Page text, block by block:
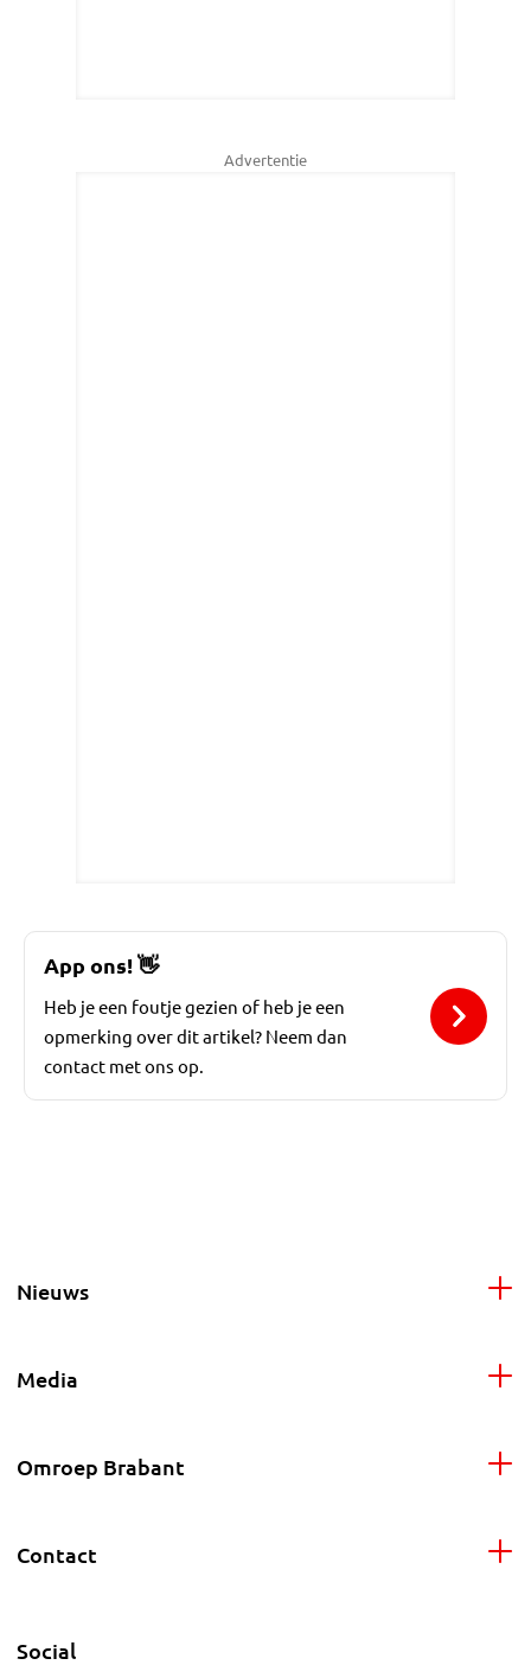
Advertentie
App ons!👋
Heb je een foutje gezien of heb je een
opmerking over dit artikel? Neem dan
contact met ons op.
Nieuws
Media
Omroep Brabant
Contact
Social